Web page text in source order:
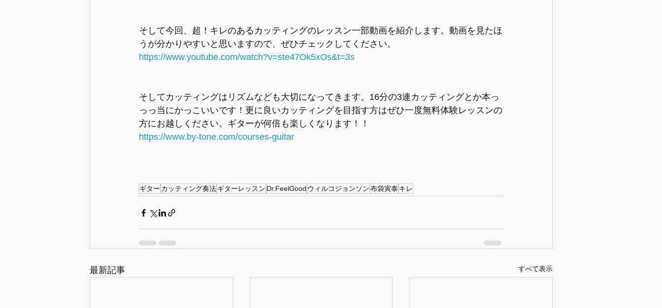
そして今回、超！キレのあるカッティングのレッスン一部動画を紹介します。動画を見たほ
うが分かりやすいと思いますので、ぜひチェックしてください。
https://www.youtube.com/watch?v=ste47Ok5xOs&t=3s
そしてカッティングはリズムなども大切になってきます。16分の3連カッティングとか本っ
っっ当にかっこいいです！更に良いカッティングを目指す方はぜひ一度無料体験レッスンの
方にお越しください。ギターが何倍も楽しくなります！！
https://www.by-tone.com/courses-guitar
ギター カッティング奏法ギターレッスン Dr.FeelGood ウィルコジョンソン布袋寅泰キレ
最新記事 すべて表示